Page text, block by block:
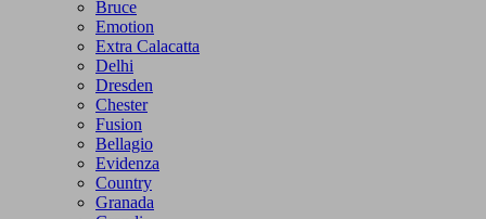
Bruce
Emotion
Extra Calacatta
Delhi
Dresden
Chester
Fusion
Bellagio
Evidenza
Country
Granada